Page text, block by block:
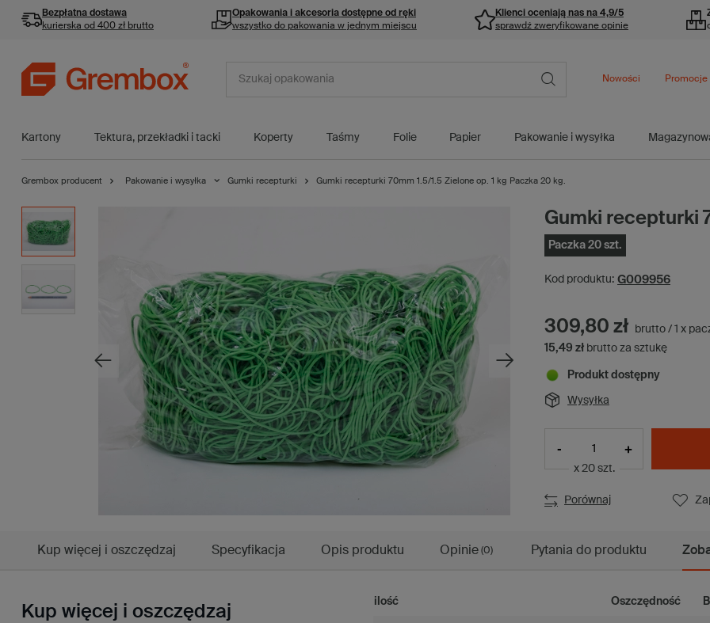
Bezpłatna dostawa
kurierska od 400 zł brutto
Opakowania i akcesoria dostępne od ręki
wszystko do pakowania w jednym miejscu
Klienci oceniają nas na 4,9/5
sprawdź zweryfikowane opinie
Kartony Tektura, przekładki i tacki Koperty Taśmy Folie Papier Pakowanie i wysyłka
Nowości Promocje
Grembox producent Pakowanie i wysyłka Gumki recepturki Gumki recepturki 70mm 1.5/1.5 Zielone op. 1 kg Paczka 20 kg.
Gumki recepturki
Paczka 20 szt.
Kod produktu: G009956
309,80 zł brutto / 1 x
15,49 zł brutto za sztukę
Produkt dostępny
Wysyłka
- +
x 20 szt.
Porównaj
Kup więcej i oszczędzaj Specyfikacja Opis produktu Opinie (0) Pytania do produktu
Kup więcej i oszczędzaj
ilość Oszczędność